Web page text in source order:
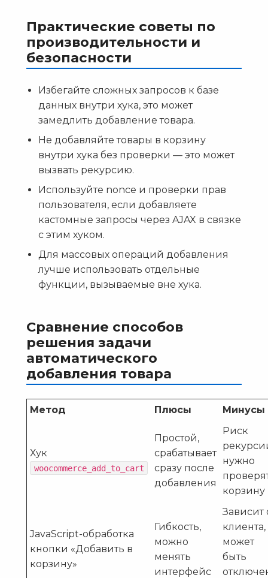
Практические советы по
производительности и
безопасности
Избегайте сложных запросов к базе
данных внутри хука, это может
замедлить добавление товара.
Не добавляйте товары в корзину
внутри хука без проверки — это может
вызвать рекурсию.
Используйте nonce и проверки прав
пользователя, если добавляете
кастомные запросы через AJAX в связке
с этим хуком.
Для массовых операций добавления
лучше использовать отдельные
функции, вызываемые вне хука.
Сравнение способов
решения задачи
автоматического
добавления товара
Метод Плюсы Минусы
Хук
woocommerce_add_to_cart
Простой,
срабатывает
сразу после
добавления
Риск
нужно
корзину
JavaScript-обработка
кнопки «Добавить в
корзину»
Гибкость,
можно
менять
интерфейс
Зависит
клиента,
может
быть